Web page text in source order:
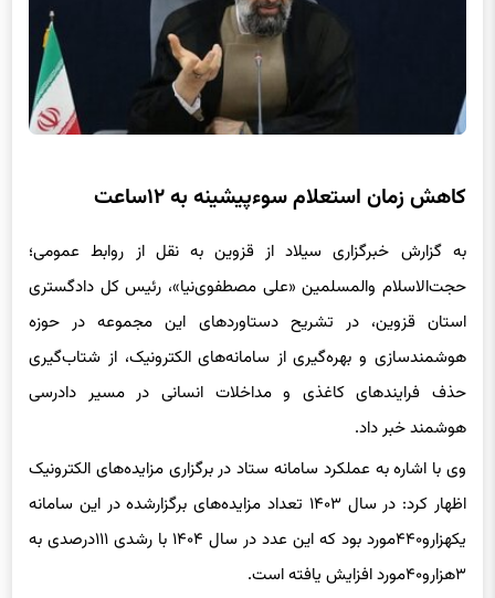
حجت‌الاسلام والمسلمین «علی مصطفوی‌نیا»، رئیس کل دادگستری
استان قزوین، در تشریح دستاوردهای این مجموعه در حوزه
هوشمندسازی و بهره‌گیری از سامانه‌های الکترونیک، از شتاب‌گیری
حذف فرایندهای کاغذی و مداخلات انسانی در مسیر دادرسی
هوشمند خبر داد.
وی با اشاره به عملکرد سامانه ستاد در برگزاری مزایده‌های الکترونیک
اظهار کرد: در سال ۱۴۰۳ تعداد مزایده‌های برگزارشده در این سامانه
یکهزارو۴۴۰مورد بود که این عدد در سال ۱۴۰۴ با رشدی ۱۱۱درصدی به
۳هزارو۴۰مورد افزایش یافته است.
رئیس کل دادگستری استان قزوین در بخش دیگری از سخنان خود به